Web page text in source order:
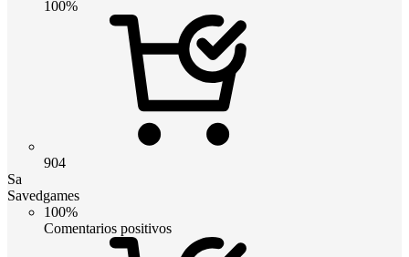
100%
904
Sa
Savedgames
100%
Comentarios positivos